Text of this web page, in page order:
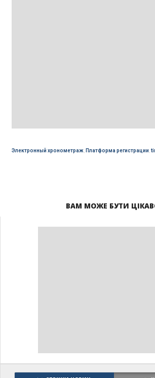
Электронный хронометраж, Платформа регистрации
ВАМ МОЖЕ БУТИ